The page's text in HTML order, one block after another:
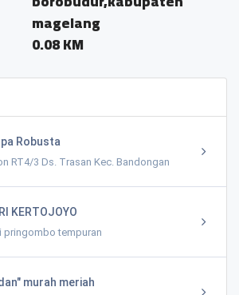
magelang
0.08 KM
Robusta
RT4/3 Ds. Trasan Kec. Bandongan
KERTOJOYO
pringombo tempuran
murah meriah